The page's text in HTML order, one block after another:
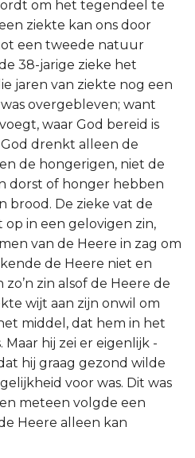
om het tegendeel te
ziekte kan ons door
een tweede natuur
38-jarige zieke het
jaren van ziekte nog een
overgebleven; want
waar God bereid is
drenkt alleen de
de hongerigen, niet de
dorst of honger hebben
brood. De zieke vat de
op in een gelovigen zin,
van de Heere in zag om
de Heere niet en
zin alsof de Heere de
wijt aan zijn onwil om
middel, dat hem in het
hij zei er eigenlijk -
hij graag gezond wilde
voor was. Dit was
meteen volgde een
Heere alleen kan